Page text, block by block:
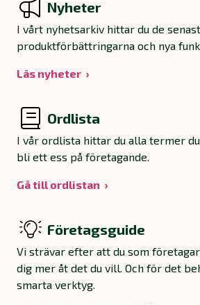
Nyheter
I vårt nyhetsarkiv hittar du de
produktförbättringarna och nya
Läs nyheter
Ordlista
I vår ordlista hittar du alla termer
bli ett ess på företagande.
Gå till ordlistan
Företagsguide
Vi strävar efter att du som
dig mer åt det du vill. Och för det
smarta verktyg.